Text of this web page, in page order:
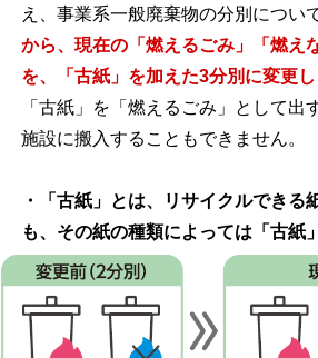
え、事業系一般廃棄物の分別につい
から、現在の「燃えるごみ」「燃え
を、「古紙」を加えた3分別に変更し
「古紙」を「燃えるごみ」として出
施設に搬入することもできません。
・「古紙」とは、リサイクルできる
も、その紙の種類によっては「古紙